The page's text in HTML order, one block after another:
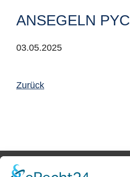
ANSEGELN PYC
03.05.2025
Zurück